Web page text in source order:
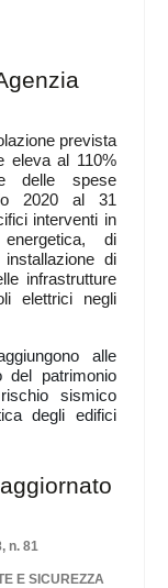
prevista
eleva al 110%
delle spese
2020 al 31
interventi in
di
di
infrastrutture
elettrici negli
alle
del patrimonio
sismico
degli edifici
n. 81
E SICUREZZA